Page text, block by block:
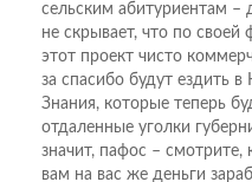
сельским абитуриентам
не скрывает, что по
этот проект чисто
за спасибо будут ездить в
Знания, которые теперь
отдаленные уголки
значит, пафос –
вам на вас же деньги